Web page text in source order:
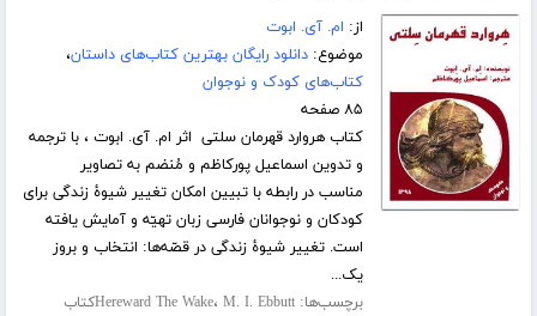
از: ام. آی. ابوت
موضوع:دانلود رایگان بهترین کتاب‌های داستان،
کتاب‌های کودک و نوجوان
۸۵ صفحه
کتاب هروارد قهرمان سلتی اثر ام. آی. ابوت ، با ترجمه
و تدوین اسماعیل پورکاظم و مُنضم به تصاویر
مناسب در رابطه با تبیین امکان تغییر شیوۀ زندگی برای
کودکان و نوجوانان فارسی زبان تهیّه و آمایش یافته
است. تغییر شیوۀ زندگی در قصّه‌ها: انتخاب و بروز
یک...
برچسب‌ها:
Hereward The Wake،
M. I. Ebbuttکتاب